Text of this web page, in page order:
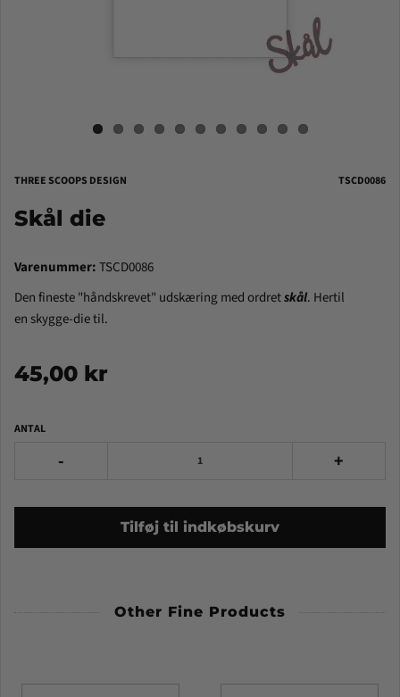
THREE SCOOPS DESIGN TSCD0086
Skål die
Varenummer:TSCD0086
Den fineste "håndskrevet" udskæring med ordretskål. Hertil
en skygge-die til.
45,00 kr
ANTAL
- +
Tilføj til indkøbskurv
Other Fine Products